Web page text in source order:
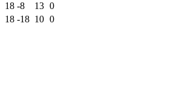
18 -8 13 0
18 -18 10 0